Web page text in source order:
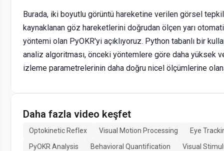
Burada, iki boyutlu görüntü hareketine verilen görsel
kaynaklanan göz hareketlerini doğrudan ölçen yarı
yöntemi olan PyOKR'yi açıklıyoruz. Python tabanlı bir
analiz algoritması, önceki yöntemlere göre daha yüksek
izleme parametrelerinin daha doğru nicel ölçümlerine
Daha fazla video keşfet
Optokinetic Reflex Visual Motion Processing
Eye
PyOKR Analysis
Behavioral Quantification
Visual